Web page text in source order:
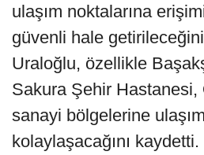
ulaşım noktalarına
güvenli hale
Uraloğlu, özellikle
Sakura Şehir Hastanesi,
sanayi bölgelerine
kolaylaşacağını kaydetti.